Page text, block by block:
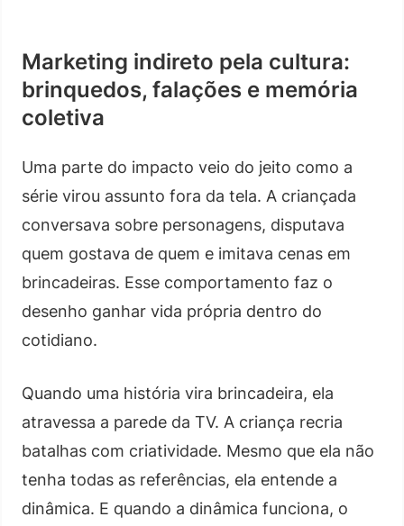
Marketing indireto pela cultura:
brinquedos, falações e memória
coletiva
Uma parte do impacto veio do jeito como a
série virou assunto fora da tela. A criançada
conversava sobre personagens, disputava
quem gostava de quem e imitava cenas em
brincadeiras. Esse comportamento faz o
desenho ganhar vida própria dentro do
cotidiano.
Quando uma história vira brincadeira, ela
atravessa a parede da TV. A criança recria
batalhas com criatividade. Mesmo que ela não
tenha todas as referências, ela entende a
dinâmica. E quando a dinâmica funciona, o